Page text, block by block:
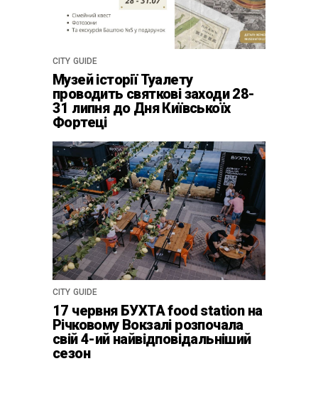
CITY GUIDE
Музей історії Туалету
проводить святкові заходи 28-
31 липня до Дня Київськоїх
Фортеці
CITY GUIDE
17 червня БУХТА food station на
Річковому Вокзалі розпочала
свій 4-ий найвідповідальніший
сезон